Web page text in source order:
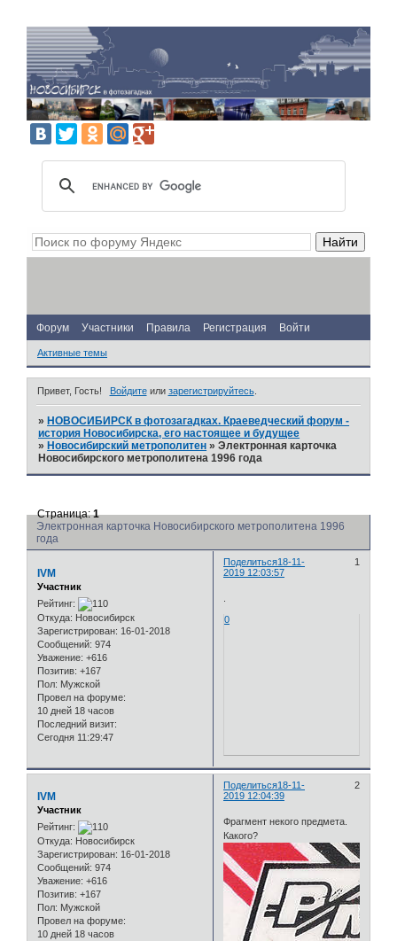
Форум Участники Правила Регистрация Войти
Активные темы
Привет, Гость! Войдитеили зарегистрируйтесь.
» НОВОСИБИРСК в фотозагадках. Краеведческий форум -
история Новосибирска, его настоящее и будущее
» Новосибирский метрополитен »Электронная карточка
Новосибирского метрополитена 1996 года
Электронная карточка Новосибирского метрополитена 1996
года
Страница:1
Поделиться 1
18-11-
2019 12:03:57
IVM
Участник
Рейтинг:
Откуда: Новосибирск
Зарегистрирован: 16-01-2018
Сообщений: 974
Уважение: +616
Позитив: +167
Пол: Мужской
Провел на форуме:
10 дней 18 часов
Последний визит:
Сегодня 11:29:47
0
Поделиться 2
18-11-
2019 12:04:39
IVM
Участник
Рейтинг:
Откуда: Новосибирск
Зарегистрирован: 16-01-2018
Сообщений: 974
Уважение: +616
Позитив: +167
Пол: Мужской
Провел на форуме:
10 дней 18 часов
Фрагмент некого предмета.
Какого?